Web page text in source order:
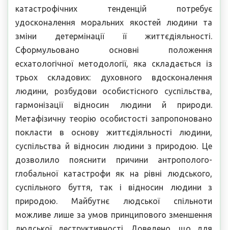
катастрофічних тенденцій потребує
удосконалення моральних якостей людини та
зміни детермінації її життєдіяльності.
Сформульовано основні положення
есхатологічної методології, яка складається із
трьох складових: духовного вдосконалення
людини, розбудови особистісного суспільства,
гармонізації відносин людини й природи.
Метафізичну теорію особистості запропоновано
покласти в основу життєдіяльності людини,
суспільства й відносин людини з природою. Це
дозволило пояснити причини антрополого-
глобальної катастрофи як на рівні людського,
суспільного буття, так і відносин людини з
природою. Майбутнє людської спільноти
можливе лише за умов принципового зменшення